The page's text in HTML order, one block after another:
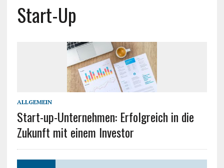
Start-Up
ALLGEMEIN
Start-up-Unternehmen: Erfolgreich in die
Zukunft mit einem Investor